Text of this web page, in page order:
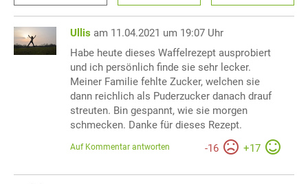
Ullis am 11.04.2021 um 19:07 Uhr
Habe heute dieses Waffelrezept ausprobiert
und ich persönlich finde sie sehr lecker.
Meiner Familie fehlte Zucker, welchen sie
dann reichlich als Puderzucker danach drauf
streuten. Bin gespannt, wie sie morgen
schmecken. Danke für dieses Rezept.
-16 +17
Auf Kommentar antworten